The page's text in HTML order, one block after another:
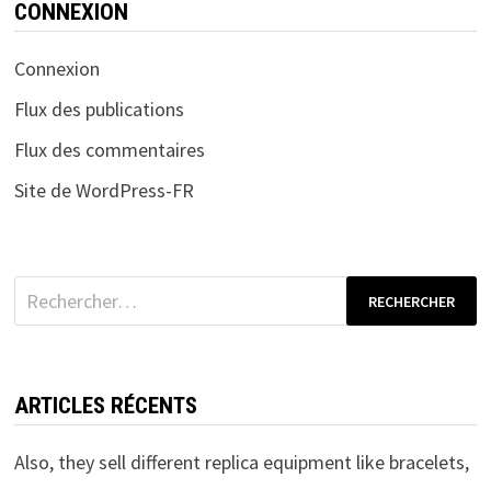
CONNEXION
Connexion
Flux des publications
Flux des commentaires
Site de WordPress-FR
Rechercher :
ARTICLES RÉCENTS
Also, they sell different replica equipment like bracelets,